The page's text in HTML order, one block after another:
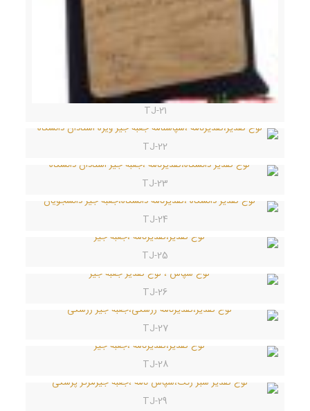
TJ-21
TJ-22
TJ-23
TJ-24
TJ-25
TJ-26
TJ-27
TJ-28
TJ-29